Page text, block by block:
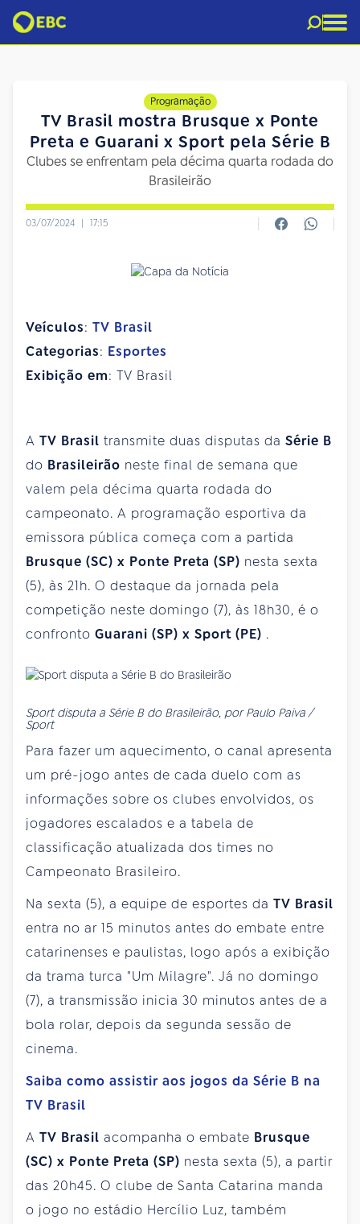
Programação
TV Brasil mostra Brusque x Ponte
Preta e Guarani x Sport pela Série B
Clubes se enfrentam pela décima quarta rodada do
Brasileirão
03/07/2024 | 17:15
Veículos: TV Brasil
Categorias: Esportes
Exibição em: TV Brasil
A TV Brasil transmite duas disputas da Série B
do Brasileirão neste final de semana que
valem pela décima quarta rodada do
campeonato. A programação esportiva da
emissora pública começa com a partida
Brusque (SC) x Ponte Preta (SP) nesta sexta
(5), às 21h. O destaque da jornada pela
competição neste domingo (7), às 18h30, é o
confronto Guarani (SP) x Sport (PE) .
Sport disputa a Série B do Brasileirão, por Paulo Paiva /
Sport
Para fazer um aquecimento, o canal apresenta
um pré-jogo antes de cada duelo com as
informações sobre os clubes envolvidos, os
jogadores escalados e a tabela de
classificação atualizada dos times no
Campeonato Brasileiro.
Na sexta (5), a equipe de esportes da TV Brasil
entra no ar 15 minutos antes do embate entre
catarinenses e paulistas, logo após a exibição
da trama turca "Um Milagre". Já no domingo
(7), a transmissão inicia 30 minutos antes de a
bola rolar, depois da segunda sessão de
cinema.
Saiba como assistir aos jogos da Série B na
TV Brasil
A TV Brasil acompanha o embate Brusque
(SC) x Ponte Preta (SP) nesta sexta (5), a partir
das 20h45. O clube de Santa Catarina manda
o jogo no estádio Hercílio Luz, também